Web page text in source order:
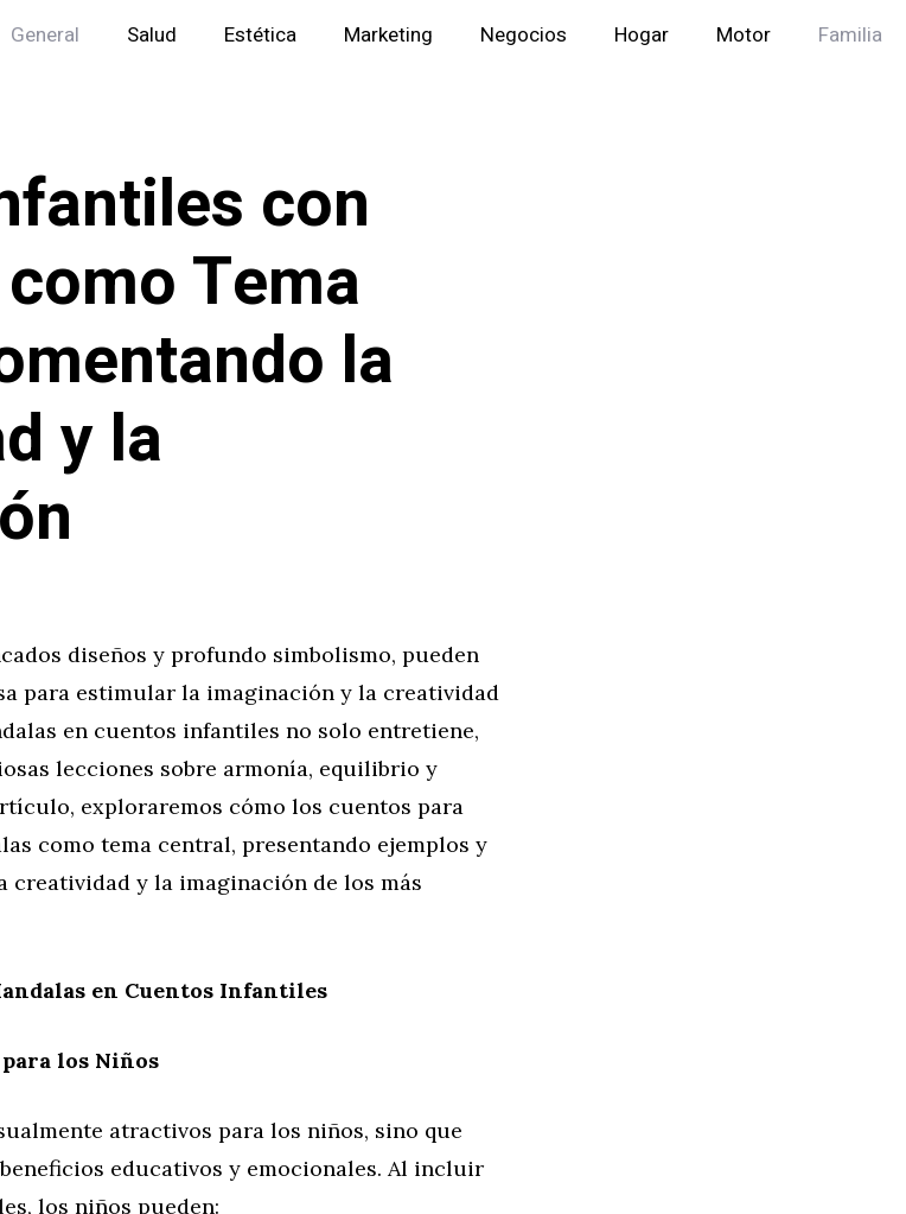
General Salud Estética Marketing Negocios Hogar Motor Familia
con
Tema
la
y la
diseños y profundo simbolismo, pueden
para estimular la imaginación y la creatividad
en cuentos infantiles no solo entretiene,
lecciones sobre armonía, equilibrio y
exploraremos cómo los cuentos para
como tema central, presentando ejemplos y
creatividad y la imaginación de los más
en Cuentos Infantiles
los Niños
atractivos para los niños, sino que
educativos y emocionales. Al incluir
los niños pueden: